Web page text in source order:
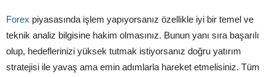
Forex piyasasında işlem yapıyorsanız özellikle iyi bir temel ve
teknik analiz bilgisine hakim olmasınız. Bunun yanı sıra başarılı
olup, hedeflerinizi yüksek tutmak istiyorsanız doğru yatırım
stratejisi ile yavaş ama emin adımlarla hareket etmelisiniz. Tüm